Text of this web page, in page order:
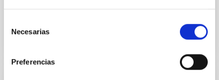
Necesarias
Preferencias